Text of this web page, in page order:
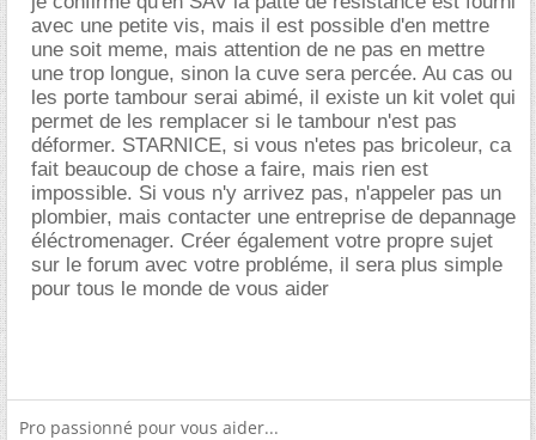
avec une petite vis, mais il est possible d'en mettre
une soit meme, mais attention de ne pas en mettre
une trop longue, sinon la cuve sera percée. Au cas ou
les porte tambour serai abimé, il existe un kit volet qui
permet de les remplacer si le tambour n'est pas
déformer. STARNICE, si vous n'etes pas bricoleur, ca
fait beaucoup de chose a faire, mais rien est
impossible. Si vous n'y arrivez pas, n'appeler pas un
plombier, mais contacter une entreprise de depannage
éléctromenager. Créer également votre propre sujet
sur le forum avec votre probléme, il sera plus simple
pour tous le monde de vous aider
Pro passionné pour vous aider...